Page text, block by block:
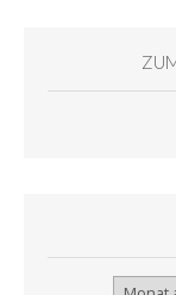
Archiv